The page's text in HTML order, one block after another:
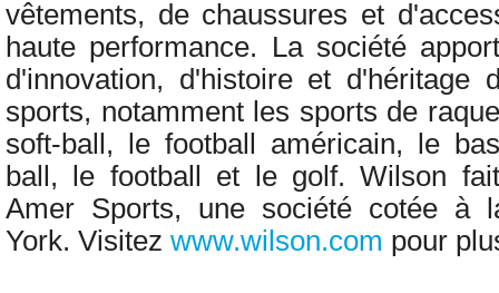
vêtements, de chaussures et
haute performance. La société
d'innovation, d'histoire et d'héritage
sports, notamment les sports de
soft-ball, le football américain, le
ball, le football et le golf. Wilson
Amer Sports, une société cotée à
York. Visitez www.wilson.com pour